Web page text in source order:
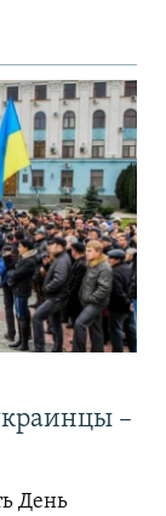
–
День